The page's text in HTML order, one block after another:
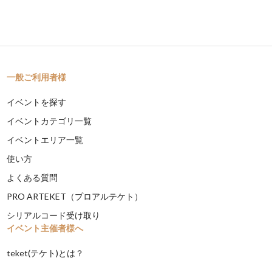
一般ご利用者様
イベントを探す
イベントカテゴリ一覧
イベントエリア一覧
使い方
よくある質問
PRO ARTEKET（プロアルテケト）
シリアルコード受け取り
イベント主催者様へ
teket(テケト)とは？